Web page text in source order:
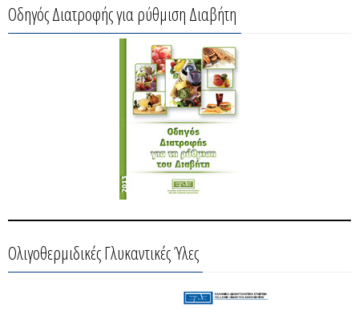
Οδηγός Διατροφής για ρύθμιση Διαβήτη
Ολιγοθερμιδικές Γλυκαντικές Ύλες